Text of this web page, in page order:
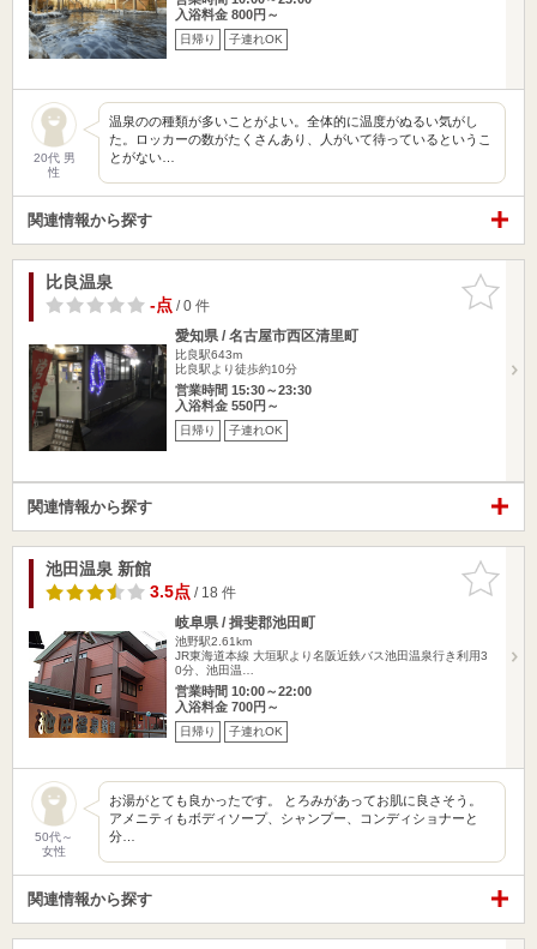
入浴料金 800円～
日帰り 子連れOK
20代 男
性
温泉のの種類が多いことがよい。全体的に温度がぬるい気がし
た。ロッカーの数がたくさんあり、人がいて待っているというこ
とがない…
関連情報から探す
お気に入
りに追加
比良温泉
-点/ 0 件
愛知県 / 名古屋市西区清里町
比良駅643m
比良駅より徒歩約10分
営業時間 15:30～23:30
入浴料金 550円～
日帰り 子連れOK
関連情報から探す
お気に入
りに追加
池田温泉 新館
3.5点/ 18 件
岐阜県 / 揖斐郡池田町
池野駅2.61km
JR東海道本線 大垣駅より名阪近鉄バス池田温泉行き利用3
0分、池田温…
営業時間 10:00～22:00
入浴料金 700円～
日帰り 子連れOK
50代～
女性
お湯がとても良かったです。 とろみがあってお肌に良さそう。
アメニティもボディソープ、シャンプー、コンディショナーと
分…
関連情報から探す